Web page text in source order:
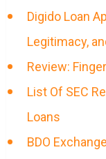
Digido Loan
Legitimacy,
Review:
List Of SEC
Loans
BDO